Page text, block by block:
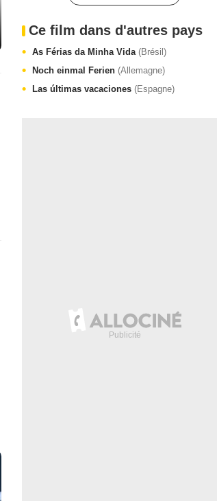
Ce film dans d'autres pays
As Férias da Minha Vida (Brésil)
Noch einmal Ferien (Allemagne)
Las últimas vacaciones (Espagne)